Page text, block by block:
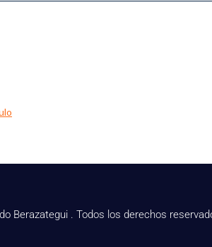
Berazategui . Todos los derechos